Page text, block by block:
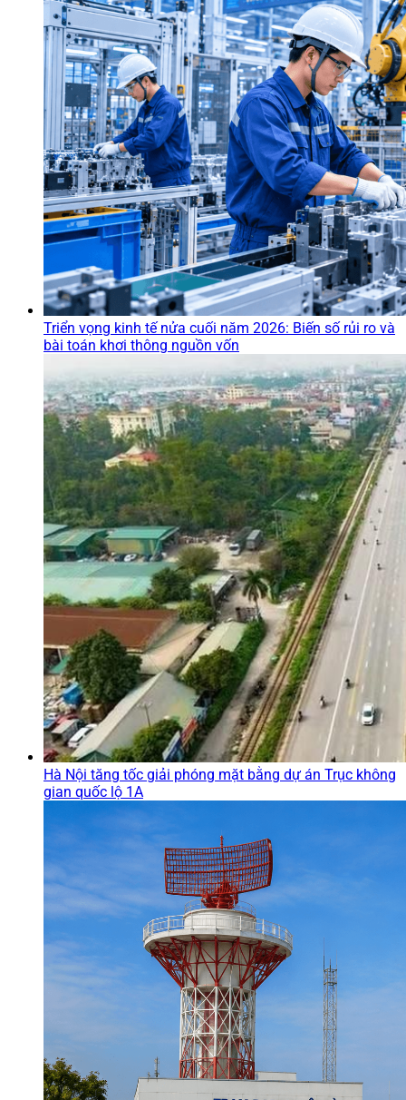
Triển vọng kinh tế nửa cuối năm 2026: Biến số rủi ro và
bài toán khơi thông nguồn vốn
Hà Nội tăng tốc giải phóng mặt bằng dự án Trục không
gian quốc lộ 1A